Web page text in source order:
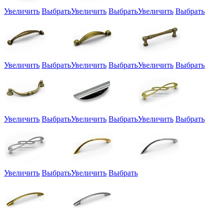
Увеличить ВыбратьУвеличить ВыбратьУвеличить Выбрать
Увеличить ВыбратьУвеличить ВыбратьУвеличить Выбрать
Увеличить ВыбратьУвеличить ВыбратьУвеличить Выбрать
Увеличить ВыбратьУвеличить Выбрать